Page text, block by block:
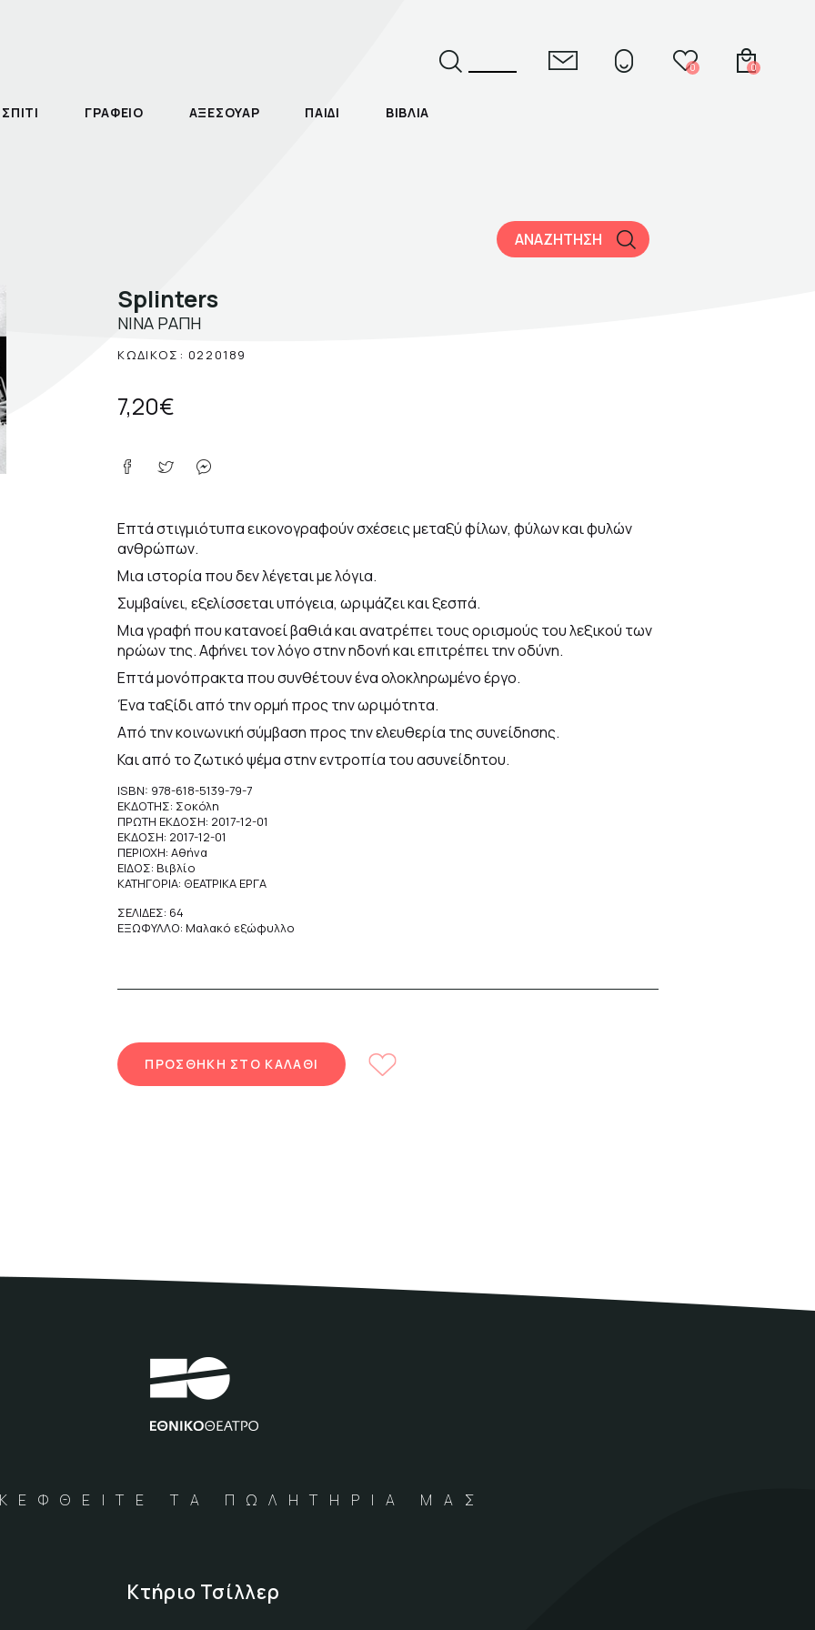
0 0
ΣΠΙΤΙ ΓΡΑΦΕΙΟ ΑΞΕΣΟΥΑΡ ΠΑΙΔΙ ΒΙΒΛΙΑ
ΑΝΑΖΗΤΗΣΗ
Συγγραφέας
Splinters
ΝΊΝΑ ΡΆΠΗ
ΚΩΔΙΚΟΣ: 0220189
7,20€
Επτά στιγμιότυπα εικονογραφούν σχέσεις μεταξύ φίλων, φύλων και φυλών
ανθρώπων.
Μια ιστορία που δεν λέγεται με λόγια.
Συμβαίνει, εξελίσσεται υπόγεια, ωριμάζει και ξεσπά.
Μια γραφή που κατανοεί βαθιά και ανατρέπει τους ορισμούς του λεξικού των
ηρώων της. Αφήνει τον λόγο στην ηδονή και επιτρέπει την οδύνη.
Επτά μονόπρακτα που συνθέτουν ένα ολοκληρωμένο έργο.
Ένα ταξίδι από την ορμή προς την ωριμότητα.
Από την κοινωνική σύμβαση προς την ελευθερία της συνείδησης.
Και από το ζωτικό ψέμα στην εντροπία του ασυνείδητου.
ISBN: 978-618-5139-79-7
ΕΚΔΟΤΗΣ: Σοκόλη
ΠΡΩΤΗ ΕΚΔΟΣΗ: 2017-12-01
ΕΚΔΟΣΗ: 2017-12-01
ΠΕΡΙΟΧΗ: Αθήνα
ΕΙΔΟΣ: Βιβλίο
ΚΑΤΗΓΟΡΙΑ: ΘΕΑΤΡΙΚΑ ΕΡΓΑ
ΣΕΛΙΔΕΣ: 64
ΕΞΩΦΥΛΛΟ: Μαλακό εξώφυλλο
ΠΡΟΣΘΗΚΗ ΣΤΟ ΚΑΛΑΘΙ
ΤΑ ΠΩΛΗΤΗΡΙΑ ΜΑΣ
Κτήριο Τσίλλερ